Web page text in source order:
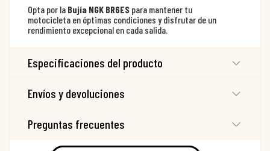
Opta por la Bujía NGK BR6ES para mantener tu
motocicleta en óptimas condiciones y disfrutar de un
rendimiento excepcional en cada salida.
Especificaciones del producto
Envíos y devoluciones
Preguntas frecuentes